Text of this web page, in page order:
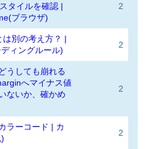
タイルを確認 |
ブラウザ)
2
は別の考え方？ |
ィングルール)
2
うしても崩れる
へマイナス値
ないか、確かめ
2
ラーコード | カ
2